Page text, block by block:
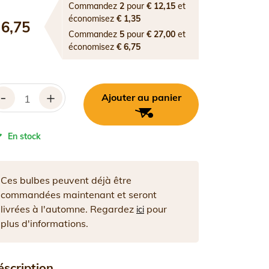
Commandez 2pour € 12,15et
économisez € 1,35
Commandez 5pour € 27,00et
économisez € 6,75
- + Ajouter au panier
En stock
Ces bulbes peuvent déjà être
commandées maintenant et seront
livrées à l'automne. Regardez ici pour
plus d'informations.